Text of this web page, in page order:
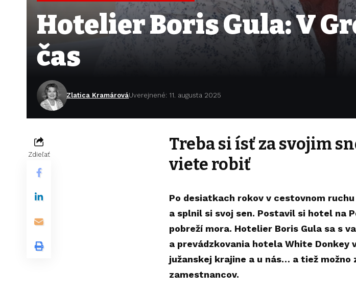
Hotelier Boris Gula: V
čas
Zlatica KramárováUverejnené: 11. augusta 2025
Zdieľať
Treba si ísť za svojim
viete robiť
Po desiatkach rokov v cestovnom
a splnil si svoj sen. Postavil si hotel na
pobreží mora. Hotelier Boris Gula sa s
a prevádzkovania hotela White Donkey
južanskej krajine a u nás… a tiež možno
zamestnancov.